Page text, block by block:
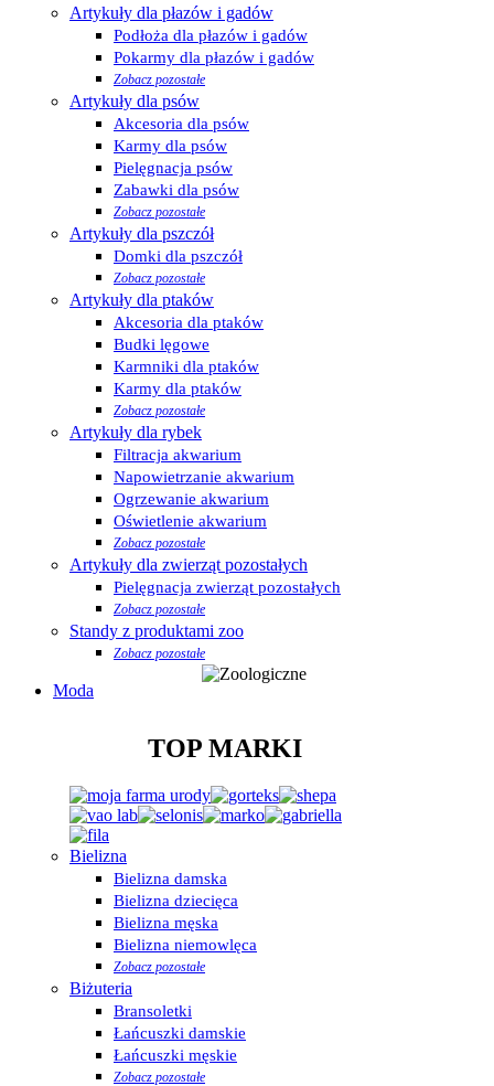
Artykuły dla płazów i gadów
Podłoża dla płazów i gadów
Pokarmy dla płazów i gadów
Zobacz pozostałe
Artykuły dla psów
Akcesoria dla psów
Karmy dla psów
Pielęgnacja psów
Zabawki dla psów
Zobacz pozostałe
Artykuły dla pszczół
Domki dla pszczół
Zobacz pozostałe
Artykuły dla ptaków
Akcesoria dla ptaków
Budki lęgowe
Karmniki dla ptaków
Karmy dla ptaków
Zobacz pozostałe
Artykuły dla rybek
Filtracja akwarium
Napowietrzanie akwarium
Ogrzewanie akwarium
Oświetlenie akwarium
Zobacz pozostałe
Artykuły dla zwierząt pozostałych
Pielęgnacja zwierząt pozostałych
Zobacz pozostałe
Standy z produktami zoo
Zobacz pozostałe
Moda
TOP MARKI
Bielizna
Bielizna damska
Bielizna dziecięca
Bielizna męska
Bielizna niemowlęca
Zobacz pozostałe
Biżuteria
Bransoletki
Łańcuszki damskie
Łańcuszki męskie
Zobacz pozostałe